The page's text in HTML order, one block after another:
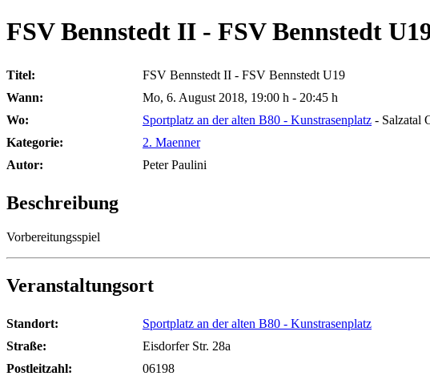
FSV Bennstedt II - FSV Bennstedt
Titel:
FSV Bennstedt II - FSV Bennstedt U19
Wann:
Mo, 6. August 2018, 19:00 h - 20:45 h
Wo:
Sportplatz an der alten B80 - Kunstrasenplatz - Salzatal
Kategorie:
2. Maenner
Autor:
Peter Paulini
Beschreibung
Vorbereitungsspiel
Veranstaltungsort
Standort:
Sportplatz an der alten B80 - Kunstrasenplatz
Straße:
Eisdorfer Str. 28a
Postleitzahl:
06198